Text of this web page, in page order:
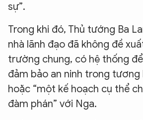
sự”.
Trong khi đó, Thủ tướng Ba
nhà lãnh đạo đã không đề
trường chung, có hệ thống
đảm bảo an ninh trong tương
hoặc “một kế hoạch cụ thể
đàm phán” với Nga.